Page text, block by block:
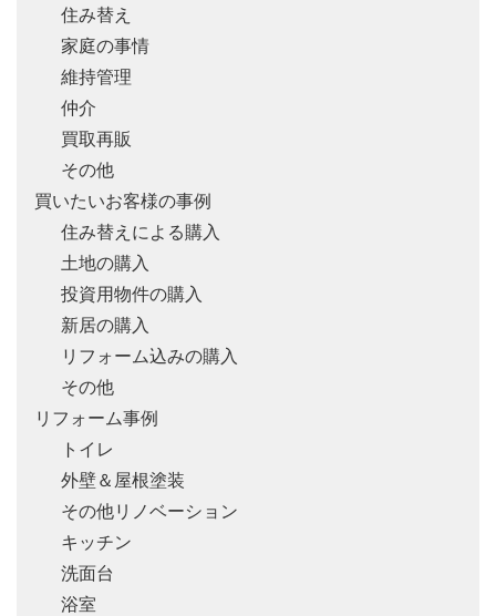
住み替え
家庭の事情
維持管理
仲介
買取再販
その他
買いたいお客様の事例
住み替えによる購入
土地の購入
投資用物件の購入
新居の購入
リフォーム込みの購入
その他
リフォーム事例
トイレ
外壁＆屋根塗装
その他リノベーション
キッチン
洗面台
浴室